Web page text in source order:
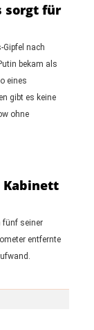
sorgt für
Gipfel nach
bekam als
eines
gibt es keine
ohne
Kabinett
fünf seiner
entfernte